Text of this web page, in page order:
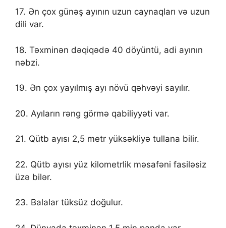
17. Ən çox günəş ayının uzun caynaqları və uzun
dili var.
18. Təxminən dəqiqədə 40 döyüntü, adi ayının
nəbzi.
19. Ən çox yayılmış ayı növü qəhvəyi sayılır.
20. Ayıların rəng görmə qabiliyyəti var.
21. Qütb ayısı 2,5 metr yüksəkliyə tullana bilir.
22. Qütb ayısı yüz kilometrlik məsafəni fasiləsiz
üzə bilər.
23. Balalar tüksüz doğulur.